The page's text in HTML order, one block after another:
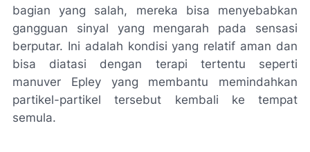
bagian yang salah, mereka bisa menyebabkan
gangguan sinyal yang mengarah pada sensasi
berputar. Ini adalah kondisi yang relatif aman dan
bisa diatasi dengan terapi tertentu seperti
manuver Epley yang membantu memindahkan
partikel-partikel tersebut kembali ke tempat
semula.